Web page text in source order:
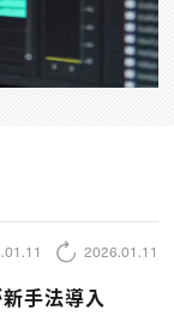
2026.01.11
手法導入